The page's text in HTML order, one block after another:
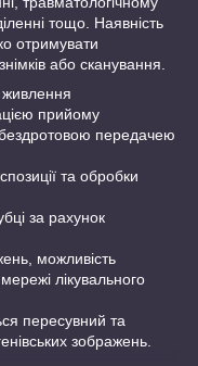
тощо. Наявність
отримувати
або сканування.
живлення
прийому
бездротовою передачею
та обробки
за рахунок
можливість
лікувального
пересувний та
зображень.